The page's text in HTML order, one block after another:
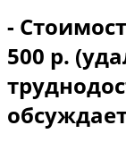
-
500 р.